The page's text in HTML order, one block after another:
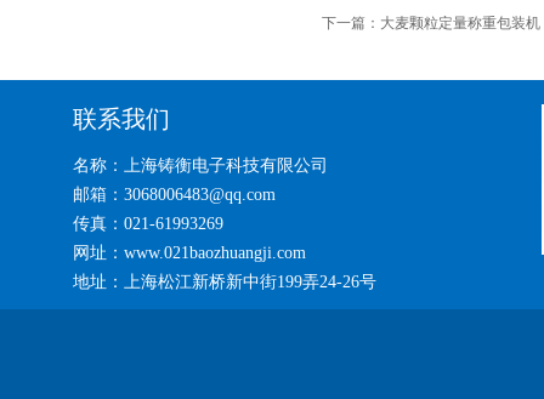
下一篇： 大麦颗粒定量称重包装机
联系我们
名称：上海铸衡电子科技有限公司
邮箱：3068006483@qq.com
传真：021-61993269
网址：www.021baozhuangji.com
地址：上海松江新桥新中街199弄24-26号